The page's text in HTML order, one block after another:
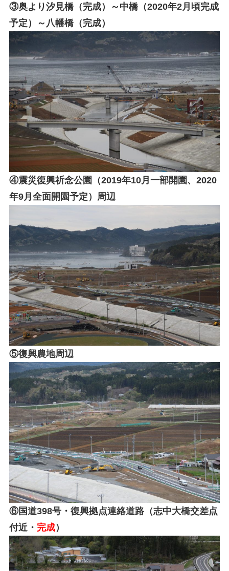
③奥より汐見橋（完成）～中橋（2020年2月頃完成
予定）～八幡橋（完成）
④震災復興祈念公園（2019年10月一部開園、2020
年9月全面開園予定）周辺
⑤復興農地周辺
⑥国道398号・復興拠点連絡道路（志中大橋交差点
付近・ 完成）